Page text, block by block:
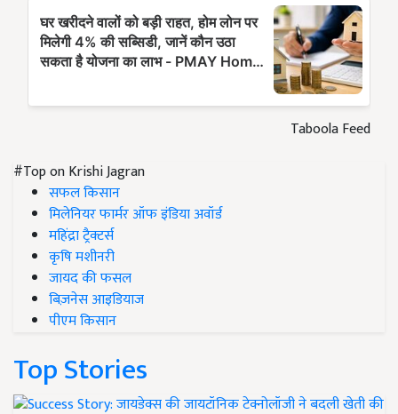
Taboola Feed
#Top on Krishi Jagran
सफल किसान
मिलेनियर फार्मर ऑफ इंडिया अवॉर्ड
महिंद्रा ट्रैक्टर्स
कृषि मशीनरी
जायद की फसल
बिज़नेस आइडियाज
पीएम किसान
Top Stories